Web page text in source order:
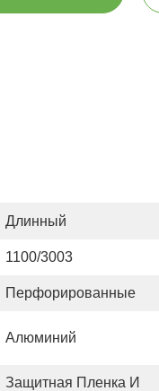
Длинный
1100/3003
Перфорированные
Алюминий
Защитная Пленка И